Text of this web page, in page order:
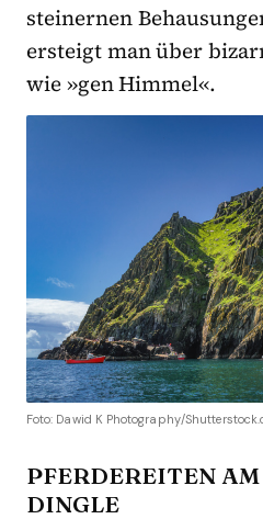
steinernen
ersteigt man über
wie »gen Himmel«.
Foto: Dawid K Photography/
PFERDEREITEN
DINGLE